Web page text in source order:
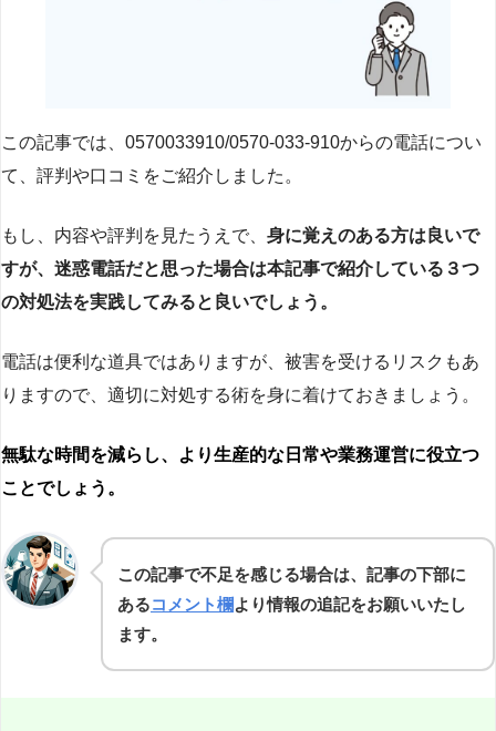
この記事では、0570033910/0570-033-910からの電話につい
て、評判や口コミをご紹介しました。
もし、内容や評判を見たうえで、 身に覚えのある方は良いで
すが、迷惑電話だと思った場合は本記事で紹介している３つ
の対処法を実践してみると良いでしょう。
電話は便利な道具ではありますが、被害を受けるリスクもあ
りますので、適切に対処する術を身に着けておきましょう。
無駄な時間を減らし、より生産的な日常や業務運営に役立つ
ことでしょう。
この記事で不足を感じる場合は、記事の下部に
あるコメント欄より情報の追記をお願いいたし
ます。